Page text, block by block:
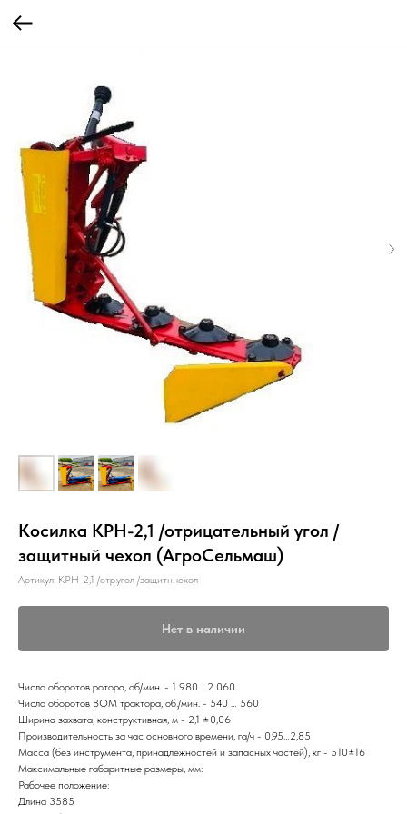
Косилка КРН-2,1 /отрицательный угол /
защитный чехол (АгроСельмаш)
Артикул: КРН-2,1 /отр.угол /защитн.чехол
Нет в наличии
Число оборотов ротора, об/мин. - 1 980 …2 060
Число оборотов ВОМ трактора, об./мин. - 540 … 560
Ширина захвата, конструктивная, м - 2,1 ±0,06
Производительность за час основного времени, га/ч - 0,95…2,85
Масса (без инструмента, принадлежностей и запасных частей), кг - 510±16
Максимальные габаритные размеры, мм:
Рабочее положение:
Длина 3585